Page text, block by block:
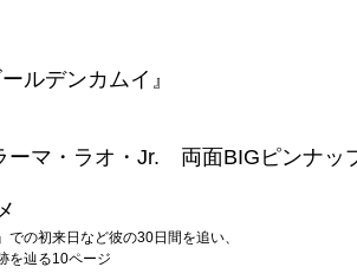
ルデンカムイ』
ーマ・ラオ・Jr. 両面BIGピンナッ
での初来日など彼の30日間を追い、
を辿る10ページ